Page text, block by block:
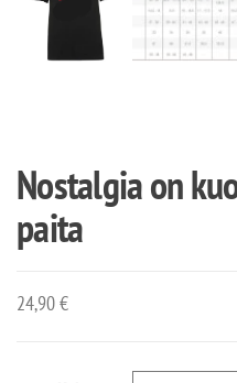
Nostalgia on
paita
24,90€